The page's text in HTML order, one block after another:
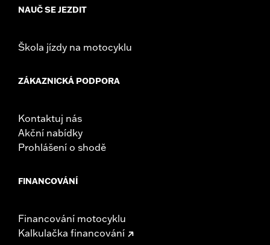
NAUČ SE JEZDIT
Škola jízdy na motocyklu
ZÁKAZNICKÁ PODPORA
Kontaktuj nás
Akční nabídky
Prohlášení o shodě
FINANCOVÁNÍ
Financování motocyklu
Kalkulačka financování